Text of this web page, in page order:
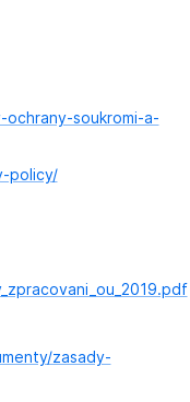
soukromi-a-
policy/
zasady-